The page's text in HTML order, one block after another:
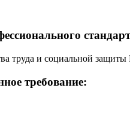
труда и социальной
требование: